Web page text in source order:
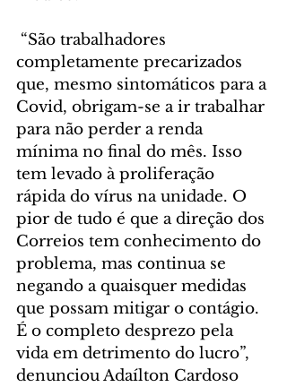
completamente precarizados
que, mesmo sintomáticos para a
Covid, obrigam-se a ir trabalhar
para não perder a renda
mínima no final do mês. Isso
tem levado à proliferação
rápida do vírus na unidade. O
pior de tudo é que a direção dos
Correios tem conhecimento do
problema, mas continua se
negando a quaisquer medidas
que possam mitigar o contágio.
É o completo desprezo pela
vida em detrimento do lucro”,
denunciou Adaílton Cardoso